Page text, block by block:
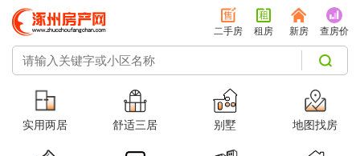
二手房 租房 新房 查房价
实用两居 舒适三居 别墅 地图找房